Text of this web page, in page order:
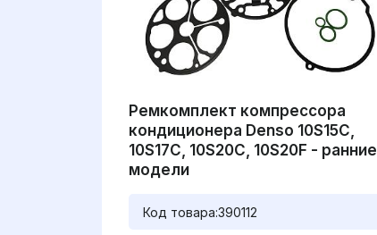
Ремкомплект компрессора
кондиционера Denso 10S15C,
10S17C, 10S20C, 10S20F - ранние
модели
Код товара:390112